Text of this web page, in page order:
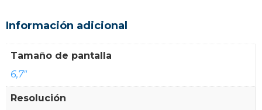
Información adicional
Tamaño de pantalla
6,7"
Resolución